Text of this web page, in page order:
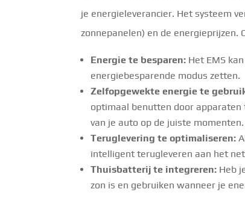
je energieleverancier. Het systeem
zonnepanelen) en de energieprijzen.
Energie te besparen: Het EMS
energiebesparende modus zetten.
Zelfopgewekte energie te
optimaal benutten door apparaten
van je auto op de juiste momenten.
Teruglevering te optimaliseren:
intelligent terugleveren aan het
Thuisbatterij te integreren: Heb
zon is en gebruiken wanneer je